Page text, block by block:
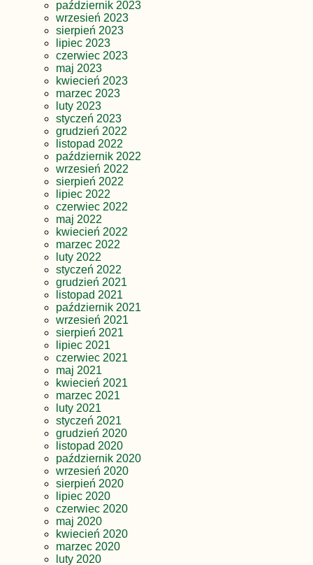
październik 2023
wrzesień 2023
sierpień 2023
lipiec 2023
czerwiec 2023
maj 2023
kwiecień 2023
marzec 2023
luty 2023
styczeń 2023
grudzień 2022
listopad 2022
październik 2022
wrzesień 2022
sierpień 2022
lipiec 2022
czerwiec 2022
maj 2022
kwiecień 2022
marzec 2022
luty 2022
styczeń 2022
grudzień 2021
listopad 2021
październik 2021
wrzesień 2021
sierpień 2021
lipiec 2021
czerwiec 2021
maj 2021
kwiecień 2021
marzec 2021
luty 2021
styczeń 2021
grudzień 2020
listopad 2020
październik 2020
wrzesień 2020
sierpień 2020
lipiec 2020
czerwiec 2020
maj 2020
kwiecień 2020
marzec 2020
luty 2020